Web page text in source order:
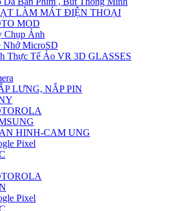
LÀM MÁT ĐIỆN THOẠI
MOD
Chụp Ảnh
Nhớ MicroSD
Thực Tế Ảo VR 3D GLASSES
LƯNG, NẮP PIN
HINH-CAM UNG
Pixel
Pixel